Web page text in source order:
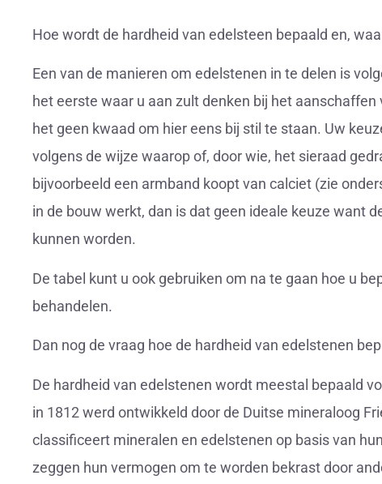
Hoe wordt de hardheid van edelsteen bepaald en,
Een van de manieren om edelstenen in te delen is
het eerste waar u aan zult denken bij het
het geen kwaad om hier eens bij stil te staan. Uw
volgens de wijze waarop of, door wie, het sieraad
bijvoorbeeld een armband koopt van calciet (zie
in de bouw werkt, dan is dat geen ideale keuze want
kunnen worden.
De tabel kunt u ook gebruiken om na te gaan hoe u
behandelen.
Dan nog de vraag hoe de hardheid van edelstenen
De hardheid van edelstenen wordt meestal bepaald
in 1812 werd ontwikkeld door de Duitse mineraloog
classificeert mineralen en edelstenen op basis van
zeggen hun vermogen om te worden bekrast door